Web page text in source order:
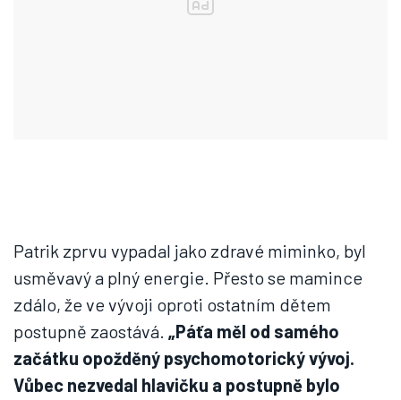
Patrik zprvu vypadal jako zdravé miminko, byl
usměvavý a plný energie. Přesto se mamince
zdálo, že ve vývoji oproti ostatním dětem
postupně zaostává. „Páťa měl od samého
začátku opožděný psychomotorický vývoj.
Vůbec nezvedal hlavičku a postupně bylo